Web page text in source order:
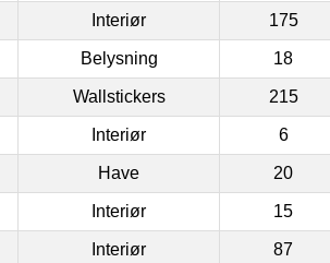
Interiør 175
Belysning 18
Wallstickers 215
Interiør 6
Have 20
Interiør 15
Interiør 87